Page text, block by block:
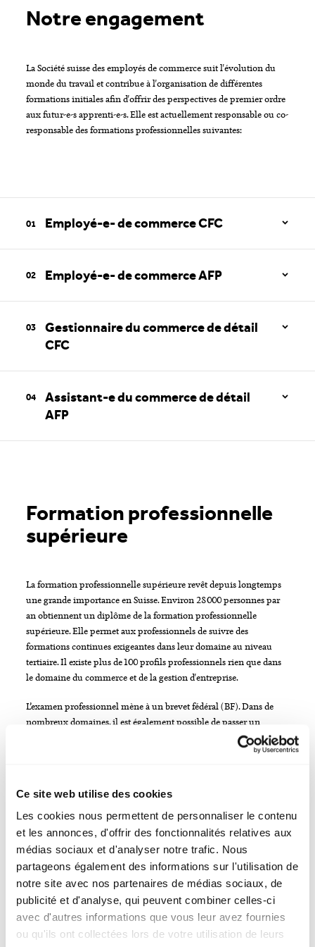
Ce site web utilise des cookies
Les cookies nous permettent de personnaliser le contenu
et les annonces, d'offrir des fonctionnalités relatives aux
médias sociaux et d'analyser notre trafic. Nous
partageons également des informations sur l'utilisation de
notre site avec nos partenaires de médias sociaux, de
publicité et d'analyse, qui peuvent combiner celles-ci
avec d'autres informations que vous leur avez fournies
ou qu'ils ont collectées lors de votre utilisation de leurs
Notre engagement
La Société suisse des employés de commerce suit l'évolution du
monde du travail et contribue à l'organisation de différentes
formations initiales afin d'offrir des perspectives de premier ordre
aux futur-e-s apprenti-e-s. Elle est actuellement responsable ou co-
responsable des formations professionnelles suivantes:
Employé-e- de commerce CFC
En savoir plus
Employé-e- de commerce AFP
En savoir plus
Gestionnaire du commerce de détail
CFC
Assistant-e du commerce de détail
AFP
En savoir plus
Formation professionnelle
supérieure
La formation professionnelle supérieure revêt depuis longtemps
une grande importance en Suisse. Environ 28000 personnes par
an obtiennent un diplôme de la formation professionnelle
supérieure. Elle permet aux professionnels de suivre des
formations continues exigeantes dans leur domaine au niveau
tertiaire. Il existe plus de 100 profils professionnels rien que dans
le domaine du commerce et de la gestion d'entreprise.
L’examen professionnel mène à un brevet fédéral (BF). Dans de
nombreux domaines, il est également possible de passer un
examen professionnel supérieur, qui mène à un diplôme fédéral.
reconnu au niveau fédéral.
Le manque croissant de main-d'œuvre devrait entraîner une
augmentation de la demande en connaissances spécialisées
approfondies associées à une forte orientation pratique. Des études
montrent que les compétences dans le domaine du commerce et
de la gestion d'entreprise gagnent en importance. Elles peuvent
être appliquées dans des contextes variés et sont particulièrement
recherchées face à la numérisation et à l'automatisation – où la
créativité, la pensée analytique ainsi que la capacité à prendre des